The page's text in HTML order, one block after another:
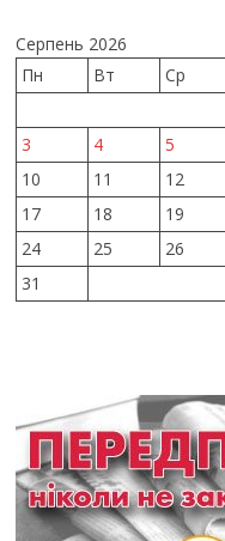
Серпень 2026
Пн
Вт Ср
3
4 5
10
11 12
17
18 19
24
25 26
31